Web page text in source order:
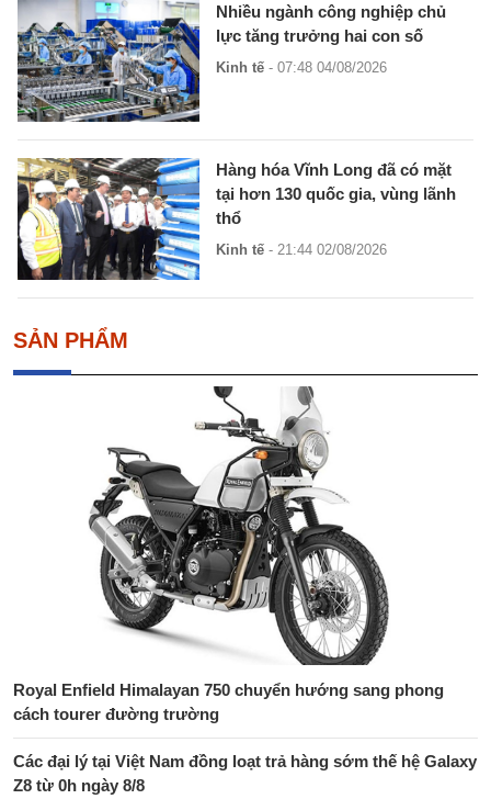
Nhiều ngành công nghiệp chủ
lực tăng trưởng hai con số
Kinh tế - 07:48 04/08/2026
Hàng hóa Vĩnh Long đã có mặt
tại hơn 130 quốc gia, vùng lãnh
thổ
Kinh tế - 21:44 02/08/2026
SẢN PHẨM
Royal Enfield Himalayan 750 chuyển hướng sang phong
cách tourer đường trường
Các đại lý tại Việt Nam đồng loạt trả hàng sớm thế hệ Galaxy
Z8 từ 0h ngày 8/8